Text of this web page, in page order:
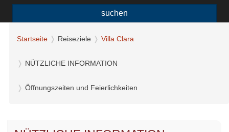
suchen
Startseite Reiseziele Villa Clara
NÜTZLICHE INFORMATION
Öffnungszeiten und Feierlichkeiten